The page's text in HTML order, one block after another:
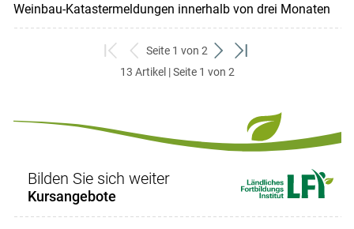
Weinbau-Katastermeldungen innerhalb von drei Monaten
zum
ersten
zurück
zum
Seite 1 von 2
weiter
zum
zum
13 Artikel | Seite 1 von 2
Bilden Sie sich weiter
Kursangebote